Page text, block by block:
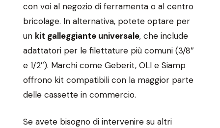
con voi al negozio di ferramenta o al centro
bricolage. In alternativa, potete optare per
un kit galleggiante universale, che include
adattatori per le filettature più comuni (3/8″
e 1/2″). Marchi come Geberit, OLI e Siamp
offrono kit compatibili con la maggior parte
delle cassette in commercio.
Se avete bisogno di intervenire su altri